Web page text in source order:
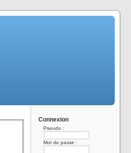
Connexion
Pseudo :
Mot de passe :